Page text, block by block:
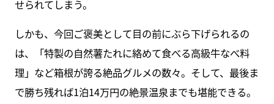
せられてしまう。
しかも、今回ご褒美として目の前にぶら下げられるの
は、「特製の自然薯たれに絡めて食べる高級牛なべ料
理」など箱根が誇る絶品グルメの数々。そして、最後ま
で勝ち残れば1泊14万円の絶景温泉までも堪能できる。